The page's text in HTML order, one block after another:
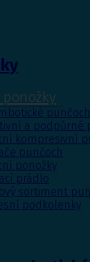
ponožky
a podpůrné
kompresivní
punčoch
ponožky
prádlo
sortiment
podkolenky